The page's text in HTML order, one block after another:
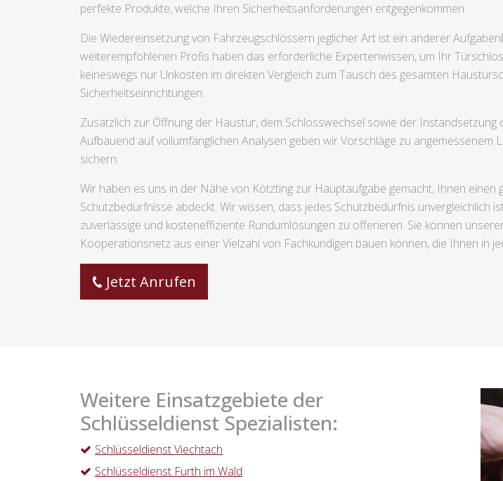
perfekte Produkte, welche Ihren Sicherheitsanforderungen entgegenkommen.
Die Wiedereinsetzung von Fahrzeugschlössern jeglicher Art ist ein anderer
weiterempfohlenen Profis haben das erforderliche Expertenwissen, um Ihr
keineswegs nur Unkosten im direkten Vergleich zum Tausch des gesamten
Sicherheitseinrichtungen.
Zusätzlich zur Öffnung der Haustür, dem Schlosswechsel sowie der
Aufbauend auf vollumfänglichen Analysen geben wir Vorschläge zu
sichern.
Wir haben es uns in der Nähe von Kötzting zur Hauptaufgabe gemacht, Ihnen
Schutzbedürfnisse abdeckt. Wir wissen, dass jedes Schutzbedürfnis unvergleichlich
zuverlässige und kosteneffiziente Rundumlösungen zu offerieren. Sie können
Kooperationsnetz aus einer Vielzahl von Fachkundigen bauen können, die Ihnen in
Jetzt Anrufen
Weitere Einsatzgebiete der
Schlüsseldienst Spezialisten:
Schlüsseldienst Viechtach
Schlüsseldienst Furth im Wald